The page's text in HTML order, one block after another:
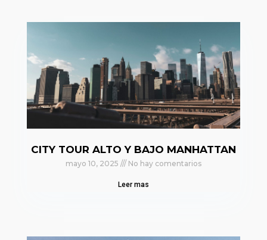
CITY TOUR ALTO Y BAJO MANHATTAN
mayo 10, 2025 No hay comentarios
Leer mas